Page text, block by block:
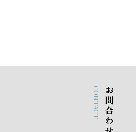
お問合わせ
CONTACT